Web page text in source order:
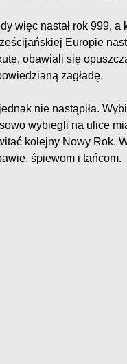
więc nastał rok 999, a
Europie
obawiali się
zagładę.
nie nastąpiła.
wybiegli na ulice
kolejny Nowy Rok.
śpiewom i tańcom.